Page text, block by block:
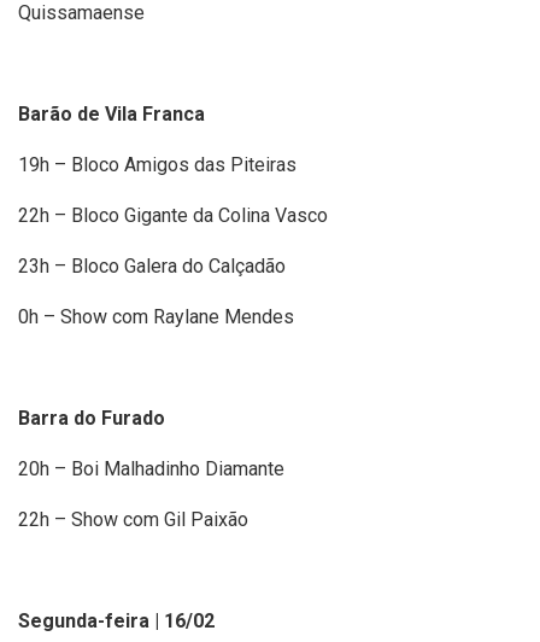
Quissamaense
Barão de Vila Franca
19h – Bloco Amigos das Piteiras
22h – Bloco Gigante da Colina Vasco
23h – Bloco Galera do Calçadão
0h – Show com Raylane Mendes
Barra do Furado
20h – Boi Malhadinho Diamante
22h – Show com Gil Paixão
Segunda-feira | 16/02